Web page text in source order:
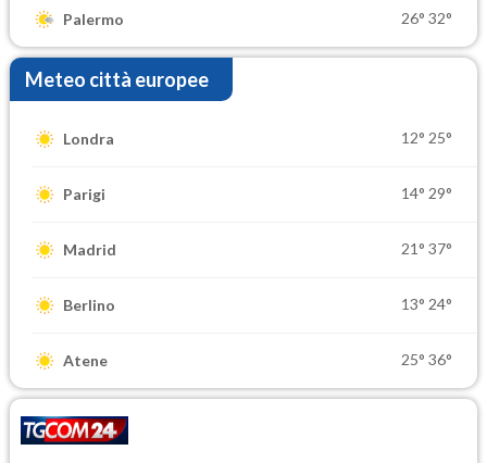
Palermo 26° 32°
Meteo città europee
Londra 12° 25°
Parigi 14° 29°
Madrid 21° 37°
Berlino 13° 24°
Atene 25° 36°